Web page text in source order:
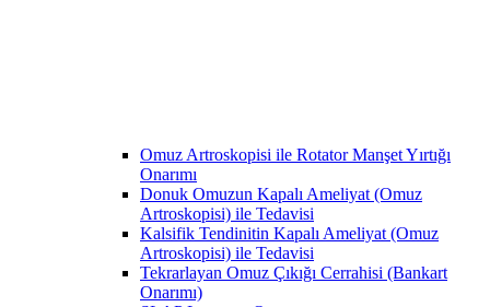
Omuz Artroskopisi ile Rotator Manşet Yırtığı
Onarımı
Donuk Omuzun Kapalı Ameliyat (Omuz
Artroskopisi) ile Tedavisi
Kalsifik Tendinitin Kapalı Ameliyat (Omuz
Artroskopisi) ile Tedavisi
Tekrarlayan Omuz Çıkığı Cerrahisi (Bankart
Onarımı)